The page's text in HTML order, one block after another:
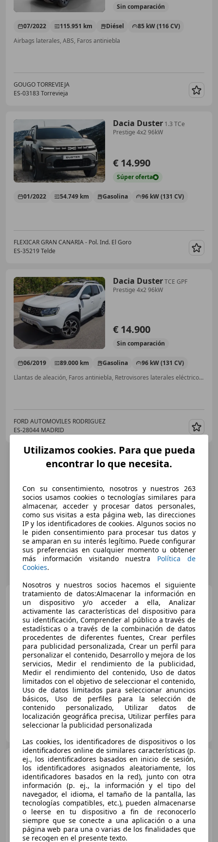
Sin comparación
07/2022 115.951 km Diésel
85 kW (116 CV)
Airbags laterales, ABS, Faros antiniebla
GOUGO TORREVIEJA
ES-03183 Torrevieja
Dacia Duster 1.3 TCe
Prestige 4x2 96kW
€ 14.990
Súperoferta
01/2022 54.749 km Gasolina 96 kW (131 CV)
FLEXICAR GRAN CANARIA - Pol. Ind. El Goro
ES-35219 Telde
Dacia DusterTCE GPF
Prestige 4x2 96kW
€ 14.900
Sin comparación
06/2019 89.000 km Gasolina
96 kW (131 CV)
Llantas de aleación, Faros antiniebla, Retrovisores laterales eléctricos, Start/Stop automático, Ordenador, Ventanas tintadas, Cierre centralizado, Airbag del conductor
FORD AUTOMOVILES RODRIGUEZ
ES-28044 MADRID
Dacia Duster Duster 130
TCE GPF Prestige
4x2/NAVI/Enganche de
remolque/cámara 2x
€ 13.200
Súperoferta
03/2019 43.700 km Gasolina 96 kW (131 CV)
Particular
ES-03193 San Miguel de Salinas
Dacia Duster1.3 TCe
Prestige Go 4x2 96kW
€ 11.190
Sincomparación
03/2022 129.605 km Gasolina
Utilizamos cookies. Para que pueda
encontrar lo que necesita.
Con su consentimiento, nosotros y nuestros 263
socios usamos cookies o tecnologías similares para
almacenar, acceder y procesar datos personales,
como sus visitas a esta página web, las direcciones
IP y los identificadores de cookies. Algunos socios no
le piden consentimiento para procesar tus datos y
se amparan en su interés legítimo. Puede configurar
sus preferencias en cualquier momento u obtener
más información visitando nuestra Política de
Cookies.
Nosotros y nuestros socios hacemos el siguiente
tratamiento de datos:Almacenar la información en
un dispositivo y/o acceder a ella, Analizar
activamente las características del dispositivo para
su identificación, Comprender al público a través de
estadísticas o a través de la combinación de datos
procedentes de diferentes fuentes, Crear perfiles
para publicidad personalizada, Crear un perfil para
personalizar el contenido, Desarrollo y mejora de los
servicios, Medir el rendimiento de la publicidad,
Medir el rendimiento del contenido, Uso de datos
limitados con el objetivo de seleccionar el contenido,
Uso de datos limitados para seleccionar anuncios
básicos, Uso de perfiles para la selección de
contenido personalizado, Utilizar datos de
localización geográfica precisa, Utilizar perfiles para
seleccionar la publicidad personalizada
Las cookies, los identificadores de dispositivos o los
identificadores online de similares características (p.
ej., los identificadores basados en inicio de sesión,
los identificadores asignados aleatoriamente, los
identificadores basados en la red), junto con otra
información (p. ej., la información y el tipo del
navegador, el idioma, el tamaño de la pantalla, las
tecnologías compatibles, etc.), pueden almacenarse
o leerse en tu dispositivo a fin de reconocerlo
siempre que se conecte a una aplicación o a una
página web para una o varias de los finalidades que
se recogen en el presente texto.